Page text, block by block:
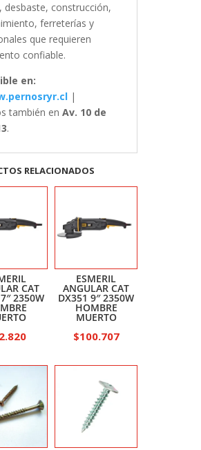
desbaste, construcción,
ferreterías y
que requieren
confiable.
en:
|
también en Av. 10 de
.
RELACIONADOS
CAT
2350W
ESMERIL
ANGULAR CAT
DX351 9″ 2350W
HOMBRE
MUERTO
$100.707